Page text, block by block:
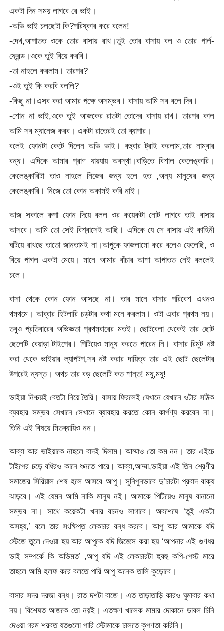
একটা দিন সময় লাগবে রে ভাই।
-অভি ভাই চলছেটা কি?পরিষ্কার করে বলেন!
-দেখ,আপাতত ওকে তোর বাসায় রাখ।তুই তোর বাসায় বল ও তোর গার্ল-
ফ্রেন্ড।ওকে তুই বিয়ে করবি।
-তা নাহলে করলাম। তারপর?
-ওই তুই কি করবি বললি?
-কিছু না।এসব করা আমার পক্ষে অসম্ভব। বাসায় আমি সব বলে দিব।
-শোন না ভাই,ওকে তুই আজকের রাতটা তোদের বাসায় রাখ। তারপর কাল
আমি সব ম্যানেজ করব। একটা রাতেরই তো ব্যাপার।
বলেই ফোনটা কেটে দিলেন অভি ভাই। বহুবার ট্রাই করলাম,তার নাম্বার
বন্ধ। এদিকে আমার প্রাণ যায়যায় অবস্থা।বাড়িতে বিশাল কেলেঙ্কারি।
কেলেঙ্কারিটা তাও নাহলে নিজের জন্য হলে হত ,অন্য মানুষের জন্য
কেলেঙ্কারি। নিজে তো কোন অকামই করি নাই।
আজ সকালে রুপা ফোন দিয়ে বলল ওর কয়েকটা নোট লাগবে তাই বাসায়
আসবে। আমি তো সেই বিশ্বাসেই আছি। এদিকে যে সে বাসায় এই কাহিনী
ঘটিয়ে রাখছে তাতো জানতামই না।আপুকে ফাজলামো করে বলেও ফেলেছি, ও
বিয়ে পাগল একটা মেয়ে। মানে আমার বাঁচার আশা আপাতত নেই বললেই
চলে।
বাসা থেকে কোন ফোন আসছে না। তার মানে বাসার পরিবেশ এখনও
থমথমে। আব্বার হিটলারি চড়টার কথা মনে করলাম। ওটা এবার প্রথম নয়।
তবুও প্রতিবারের অভিজ্ঞতা প্রথমবারের মতই। ছোটবেলা থেকেই তার ছোট
ছেলেটি বেয়াড়া টাইপের। পিটিয়েও মানুষ করতে পারেন নি। বাসার রিমুট নষ্ট
করা থেকে ভাইয়ার ল্যাপটপ,সব নষ্ট করার দায়িত্ব তার এই ছোট ছেলেটার
উপরেই ন্যস্ত। অথচ তার বড় ছেলেটি কত শান্ত! মধু,মধু!
ভাইয়া নিশ্চয়ই বেতটা নিয়ে তৈরি। বাসায় ফিরলেই যেখানে যেখানে ওটার সঠিক
ব্যবহার সম্ভব সেখানে সেখানে ব্যাবহার করতে কোন কার্পণ্য করবেন না।
তিনি এই বিষয়ে মিতব্যায়িও নন।
আব্বা আর ভাইয়াকে নাহলে বাদই দিলাম। আম্মাও তো কম নন। তার এইচে
টাইপের চড়ে বধিরও কানে শুনতে পারে। আব্বা,আম্মা,ভাইয়া এই তিন শ্রেণীর
সমাজের সিরিয়াল শেষ হলে আসবে আপু। সুনিপুনভাবে দু’চারটা প্রবাদ বাক্য
ঝাড়বে। এই যেমন আমি নাকি মানুষ নই। আমাকে পিটিয়েও মানুষ বানানো
সম্ভব না। সাথে কয়েকটা খনার বচনও লাগাবে। অবশেষে ‘তুই একটা
অসহ্য,’ বলে তার সংক্ষিপ্ত লেকচার বন্ধ করবে। আপু আর আমাকে যদি
স্টেজে তুলে দেওয়া হয় আর আপুকে যদি জিজ্ঞেস করা হয় ‘আপনার এই গুণধর
ভাই সম্পর্কে কি অভিমত’ ,আপু যদি এই লেকচারটা হুবহু কপি-পেস্ট মারে
তাহলে আমি হলফ করে বলতে পারি আপু অনেক তালি কুড়োবে।
বাসার সদর দরজা বন্ধ। রাত দশটা বাজে। এত তাড়াতাড়ি কারও ঘুমাবার কথা
নয়। বিশেষত আজকে তো নয়ই। এতক্ষণ খালেক মামার দোকানে ডাবল চিনি
দেওয়া গরম শরবত যতগুলো পারি স্টোমাকে ঢালতে কৃপণতা করিনি।